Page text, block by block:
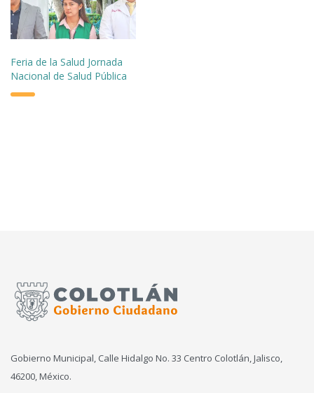
Feria de la Salud Jornada
Nacional de Salud Pública
Gobierno Municipal, Calle Hidalgo No. 33 Centro Colotlán, Jalisco,
46200, México.